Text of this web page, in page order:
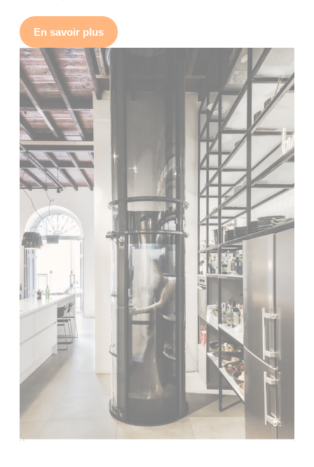
En savoir plus